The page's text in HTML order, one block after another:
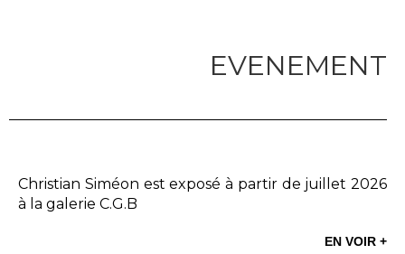
EVENEMENT
Christian Siméon est exposé à partir de juillet 2026
à la galerie C.G.B
EN VOIR +